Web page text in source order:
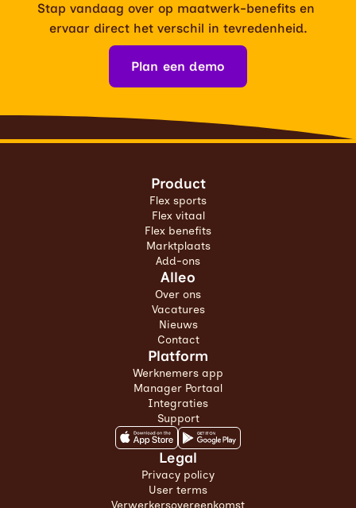
Stap vandaag over op maatwerk-benefits en
ervaar direct het verschil in tevredenheid.
Plan een demo
Product
Flex sports
Flex vitaal
Flex benefits
Marktplaats
Add-ons
Platform
Werknemers app
Manager Portaal
Integraties
Support
Alleo
Over ons
Vacatures
Nieuws
Contact
Legal
Privacy policy
User terms
Verwerkersovereenkomst